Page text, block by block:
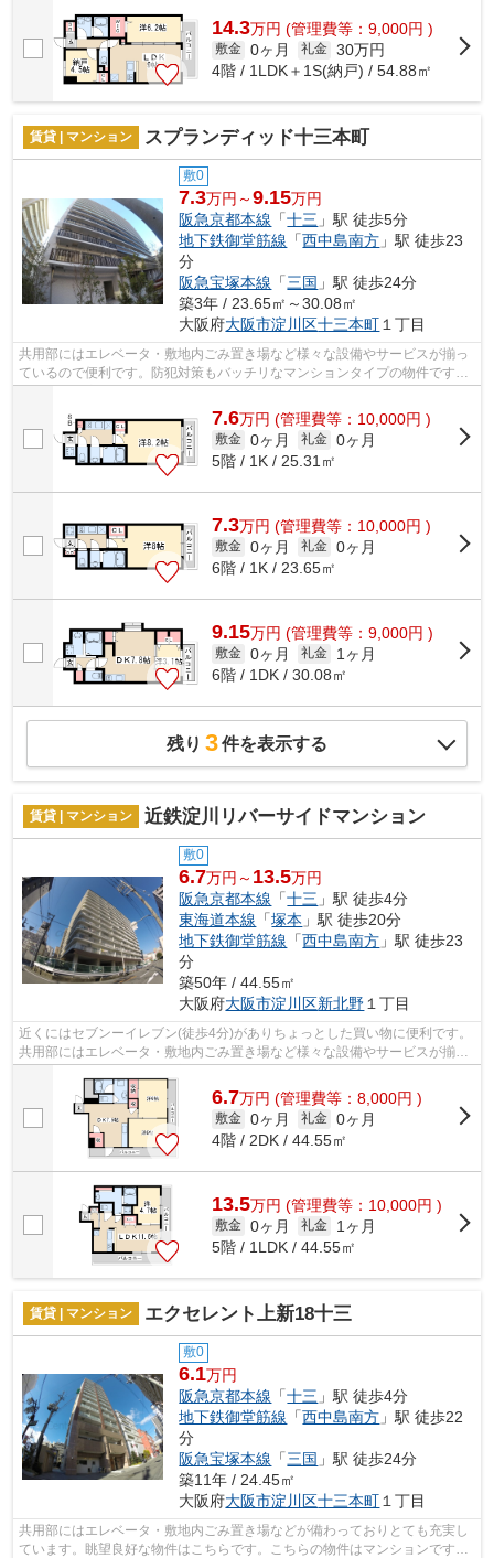
14.3万円 (管理費等：9,000円 )
敷金 0ヶ月 礼金 30万円
4階 / 1LDK＋1S(納戸) / 54.88㎡
賃貸 | マンション スプランディッド十三本町
敷0
7.3万円～9.15万円
阪急京都本線 「十三 」駅 徒歩5分
地下鉄御堂筋線 「西中島南方 」駅 徒歩23
分
阪急宝塚本線 「三国 」駅 徒歩24分
築3年 / 23.65㎡～30.08㎡
大阪府大阪市淀川区十三本町１丁目
共用部にはエレベータ・敷地内ごみ置き場など様々な設備やサービスが揃っ
ているので便利です。防犯対策もバッチリなマンションタイプの物件です。
7.6万円 (管理費等：10,000円 )
敷金 0ヶ月 礼金 0ヶ月
5階 / 1K / 25.31㎡
7.3万円 (管理費等：10,000円 )
敷金 0ヶ月 礼金 0ヶ月
6階 / 1K / 23.65㎡
9.15万円 (管理費等：9,000円 )
敷金 0ヶ月 礼金
1ヶ月
6階 / 1DK / 30.08㎡
残り 3件を表示する
賃貸 | マンション 近鉄淀川リバーサイドマンション
敷0
6.7万円～ 13.5万円
阪急京都本線 「十三 」駅 徒歩4分
東海道本線 「塚本 」駅 徒歩20分
地下鉄御堂筋線 「西中島南方 」駅 徒歩23
分
築50年 / 44.55㎡
大阪府大阪市淀川区新北野 １丁目
近くにはセブンーイレブン(徒歩4分)がありちょっとした買い物に便利です。
共用部にはエレベータ・敷地内ごみ置き場など様々な設備やサービスが揃っ
6.7万円 (管理費等：8,000円 )
敷金 0ヶ月 礼金 0ヶ月
4階 / 2DK / 44.55㎡
13.5万円 (管理費等：10,000円 )
敷金 0ヶ月 礼金
1ヶ月
5階 / 1LDK / 44.55㎡
賃貸 | マンション エクセレント上新18十三
敷0
6.1万円
阪急京都本線 「十三 」駅 徒歩4分
地下鉄御堂筋線 「西中島南方 」駅 徒歩22
分
阪急宝塚本線 「三国 」駅 徒歩24分
築11年 / 24.45㎡
大阪府大阪市淀川区十三本町 １丁目
共用部にはエレベータ・敷地内ごみ置き場などが備わっておりとても充実し
ています。眺望良好な物件はこちらです。こちらの物件はマンションです。